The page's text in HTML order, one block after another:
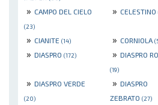
» CAMPO DEL CIELO
(23)
» CELESTINO
» CIANITE (14) » CORNIOLA
» DIASPRO (172) » DIASPRO
(19)
» DIASPRO VERDE
(20)
» DIASPRO
ZEBRATO (27)